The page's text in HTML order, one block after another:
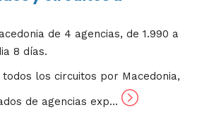
de 4 agencias, de 1.990 a
8 días.
los circuitos por Macedonia,
de agencias exp...